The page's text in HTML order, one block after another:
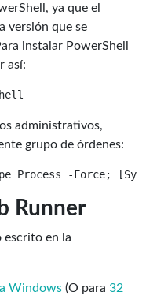
ya que el
versión que se
instalar PowerShell
así:
administrativos,
grupo de órdenes:
Runner
escrito en la
Windows (O para 32